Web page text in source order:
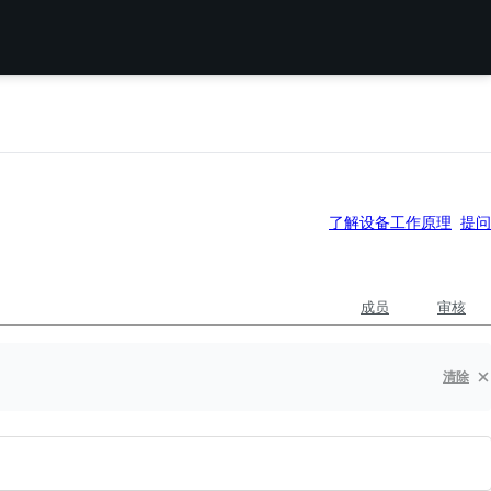
了解设备工作原理 提问
成员 审核
清除